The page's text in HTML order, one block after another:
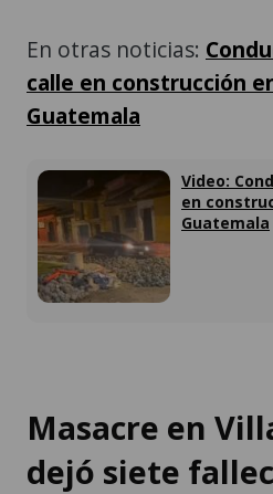
En otras noticias:
calle en construcción
Guatemala
Video:
en
Guatemala
Masacre en
dejó siete